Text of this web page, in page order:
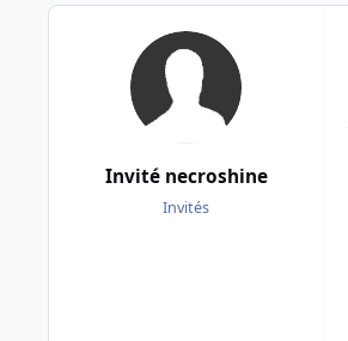
Invité necroshine
Invités